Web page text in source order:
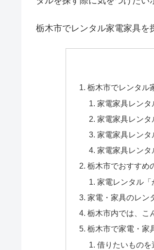
栃木市でレンタル家電家具を
栃木市でレンタル
家電家具レン
家電家具レン
家電家具レン
家電家具レン
栃木市でおすすめ
家電レンタル「
家電・家具のレン
栃木市内では、こ
栃木市で家電・家
借りたいものを